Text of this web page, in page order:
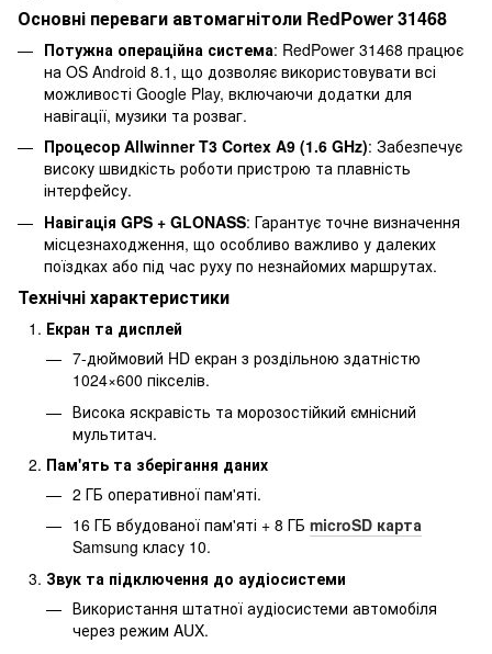
Основні переваги автомагнітоли RedPower 31468
Потужна операційна система: RedPower 31468 працює
на OS Android 8.1, що дозволяє використовувати всі
можливості Google Play, включаючи додатки для
навігації, музики та розваг.
Процесор Allwinner T3 Cortex A9 (1.6 GHz): Забезпечує
високу швидкість роботи пристрою та плавність
інтерфейсу.
Навігація GPS + GLONASS: Гарантує точне визначення
місцезнаходження, що особливо важливо у далеких
поїздках або під час руху по незнайомих маршрутах.
Технічні характеристики
Екран та дисплей
7-дюймовий HD екран з роздільною здатністю
1024×600 пікселів.
Висока яскравість та морозостійкий ємнісний
мультитач.
Пам'ять та зберігання даних
2 ГБ оперативної пам'яті.
16 ГБ вбудованої пам'яті + 8 ГБ microSD карта
Samsung класу 10.
Звук та підключення до аудіосистеми
Використання штатної аудіосистеми автомобіля
через режим AUX.